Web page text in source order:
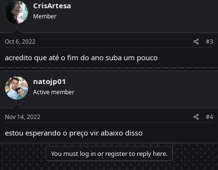
CrisArtesa
Member
Oct 6, 2022 #3
acredito que até o fim do ano suba um pouco
natojp01
Active member
Nov 14, 2022 #4
estou esperando o preço vir abaixo disso
You must log in or register to reply here.